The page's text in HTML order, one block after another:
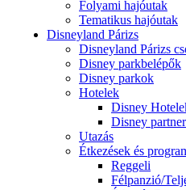
Folyami hajóutak
Tematikus hajóutak
Disneyland Párizs
Disneyland Párizs
Disney parkbelépők
Disney parkok
Hotelek
Disney
Disney
Utazás
Étkezések és
Reggeli
Félpanzió/